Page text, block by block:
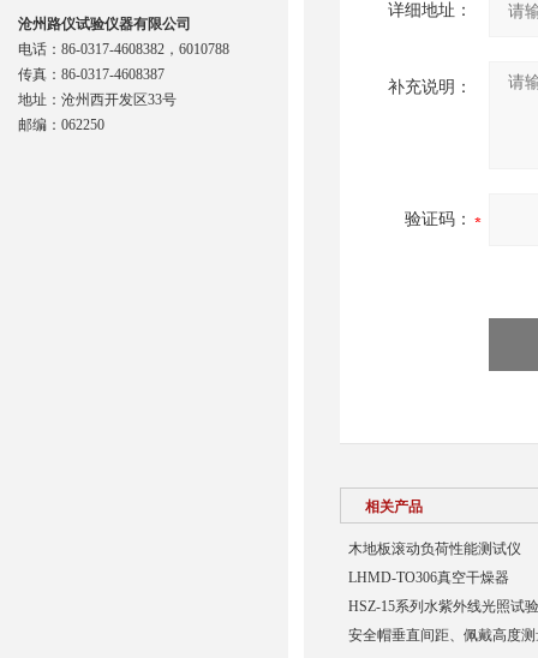
详细地址：
补充说明：
验证码：
相关产品
木地板滚动负荷性能测试仪
LHMD-TO306真空干燥器
HSZ-15系列水紫外线光照试
安全帽垂直间距、佩戴高度
沧州路仪试验仪器有限公司
电话：86-0317-4608382，6010788
传真：86-0317-4608387
地址：沧州西开发区33号
邮编：062250